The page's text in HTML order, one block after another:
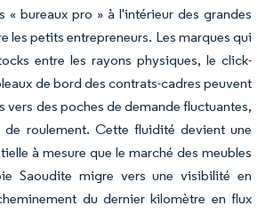
« bureaux pro » à l'intérieur des grandes
les petits entrepreneurs. Les marques qui
entre les rayons physiques, le click-
de bord des contrats-cadres peuvent
vers des poches de demande fluctuantes,
roulement. Cette fluidité devient une
à mesure que le marché des meubles
Saoudite migre vers une visibilité en
du dernier kilomètre en flux